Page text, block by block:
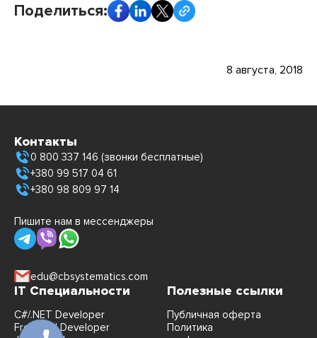
Поделиться:
8 августа, 2018
Контакты
0 800 337 146 (звонки бесплатные)
+380 99 517 04 61
+380 98 809 97 14
Пишите нам в мессенджеры
edu@cbsystematics.com
IT Специальности
C#/.NET Developer
FrontEnd Developer
Полезные ссылки
Публичная оферта
Политика